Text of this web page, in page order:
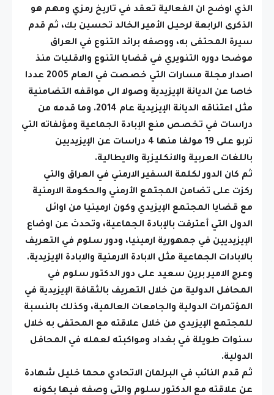
الذي اوضح ان الفعالية تعقد في تاريخ رمزي ومهم هو
الذكرى الرابعة لرحيل الأمير الخالد تحسين بك، ثم قدم
سيرة المحتفى به، ووصفه برائد التنوع في العراق
موضحا دوره التنويري في قضايا التنوع والاقليات منذ
اصدار مجلة مسارات التي خصصت في العام 2005 عددا
خاصا عن الديانة الإيزيدية وصولا الى مواقفه التضامنية
مثل اعتناقه الديانة الإيزيدية عام 2014. وما قدمه من
دراسات في تخصص منع الإبادة الجماعية ومؤلفاته التي
تربو على 19 مولفا منها 4 دراسات عن الإيزيديين
باللغات العربية والانكليزية والايطالية.
ثم كان الدور لكلمة السفير الارمني في العراق والتي
ركزت على تضامن المجتمع الأرمني والحكومة الارمنية
مع قضايا المجتمع الإيزيدي وكون ارمينيا من اوائل
الدول التي أعترفت بالإبادة الجماعية، وتحدث عن اوضاع
الإيزيديين في جمهورية ارمينيا، ودور سلوم في التعريف
بالابادات الجماعية مثل الابادة الارمنية والابادة الإيزيدية.
وعرج الامير برين سعيد على دور الدكتور سلوم في
المحافل الدولية من خلال التعريف بالثقافة الإيزيدية في
المؤتمرات الدولية والجامعات العالمية، وكذلك بالنسبة
للمجتمع الإيزيدي من خلال علاقته مع المحتفى به خلال
سنوات طويلة في بغداد ومواكبته لعمله في المحافل
الدولية.
ثم قدم النائب في البرلمان الاتحادي محما خليل شهادة
عن علاقته مع الدكتور سلوم والتي وصفه فيها بكونه